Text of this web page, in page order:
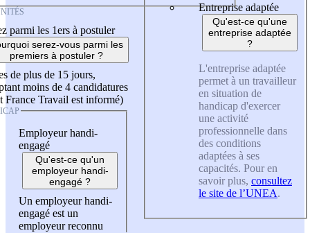
parmi les 1ers à postuler
serez-vous parmi les
premiers à postuler ?
de plus de 15 jours,
moins de 4 candidatures
France Travail est informé)
Employeur handi-
engagé
Qu'est-ce qu'un
employeur handi-
engagé ?
Un employeur handi-
engagé est un
employeur reconnu
Entreprise adaptée
Qu'est-ce qu'une
entreprise adaptée
?
L'entreprise adaptée
permet à un travailleur
en situation de
handicap d'exercer
une activité
professionnelle dans
des conditions
adaptées à ses
capacités. Pour en
savoir plus, consultez
le site de l’UNEA.